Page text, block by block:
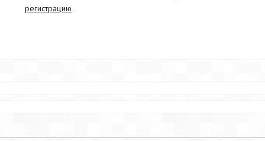
регистрацию